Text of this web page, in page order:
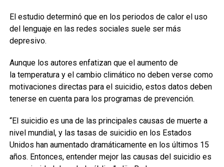
El estudio determinó que en los periodos de calor el uso
del lenguaje en las redes sociales suele ser más
depresivo.
Aunque los autores enfatizan que el aumento de
la temperatura y el cambio climático no deben verse como
motivaciones directas para el suicidio, estos datos deben
tenerse en cuenta para los programas de prevención.
“El suicidio es una de las principales causas de muerte a
nivel mundial, y las tasas de suicidio en los Estados
Unidos han aumentado dramáticamente en los últimos 15
años. Entonces, entender mejor las causas del suicidio es